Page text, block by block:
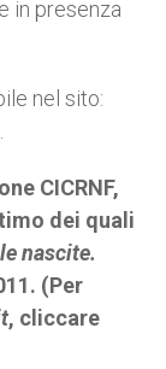
in presenza
nel sito:
CICRNF,
dei quali
nascite.
(Per
, cliccare